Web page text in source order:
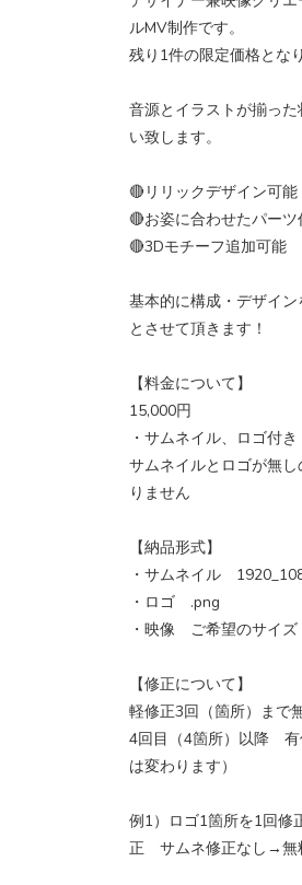
ルMV制作です。
残り1件の限定価格とな
音源とイラストが揃っ
い致します。
🔴リリックデザイン可能
🔴お姿に合わせたパー
🔴3Dモチーフ追加可能
基本的に構成・デザイ
とさせて頂きます！
【料金について】
15,000円
・サムネイル、ロゴ付き
サムネイルとロゴが無
りません
【納品形式】
・サムネイル
・ロゴ .png
・映像 ご希望のサイ
【修正について】
軽修正3回（箇所）まで
4回目（4箇所）以降 有
は変わります）
例1）ロゴ1箇所を1回
正 サムネ修正なし→無